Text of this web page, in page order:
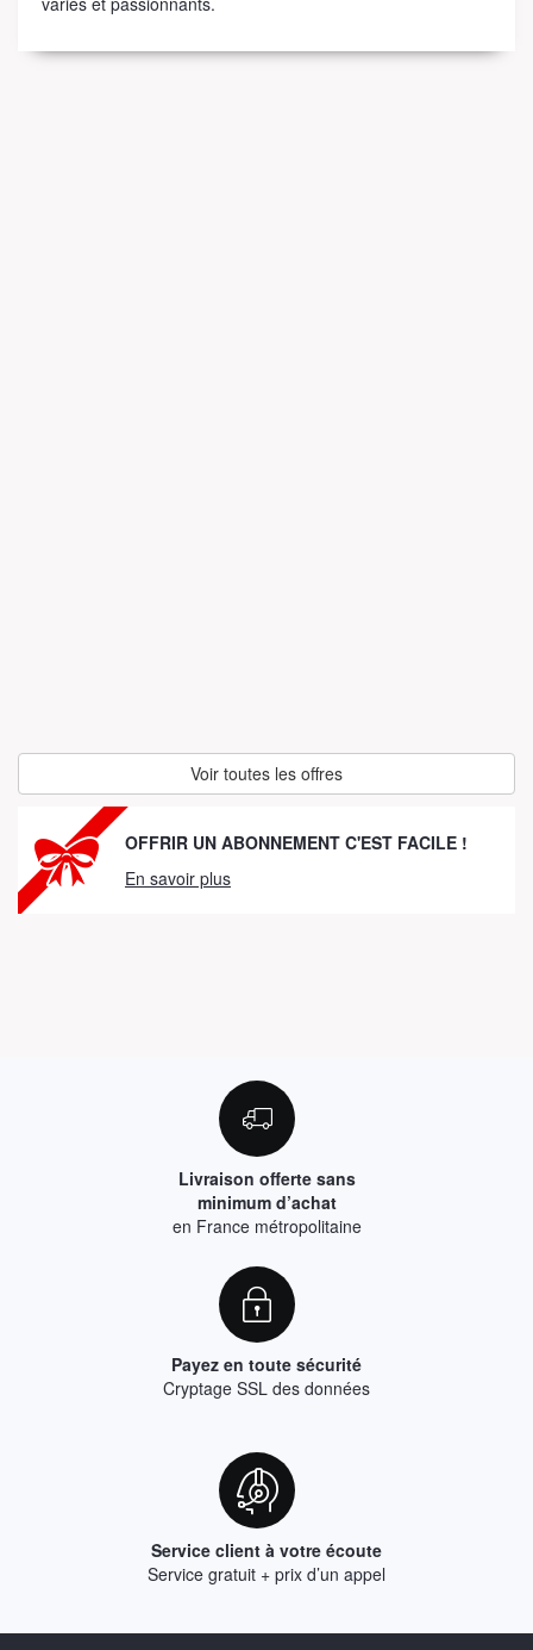
Voir toutes les offres
OFFRIR UN ABONNEMENT C'EST FACILE !
En savoir plus
Livraison offerte sans
minimum d’achat
en France métropolitaine
Payez en toute sécurité
Cryptage SSL des données
Service client à votre écoute
Service gratuit + prix d’un appel